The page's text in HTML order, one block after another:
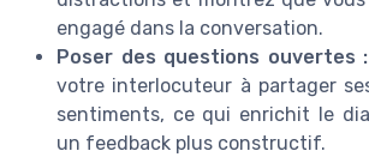
engagé dans la conversation.
Poser des questions ouvertes :
votre interlocuteur à partager
sentiments, ce qui enrichit le
un feedback plus constructif.